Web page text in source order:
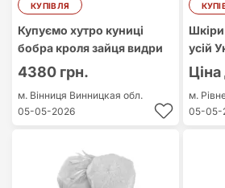
КУПІВЛЯ
Купуємо хутро куниці
бобра кроля зайця видри
4380 грн.
м. Вінниця Винницкая обл.
05-05-2026
усій
Ціна
м.
05-05-